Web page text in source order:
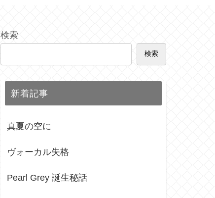
検索
検索
新着記事
真夏の空に
ヴォーカル失格
Pearl Grey 誕生秘話